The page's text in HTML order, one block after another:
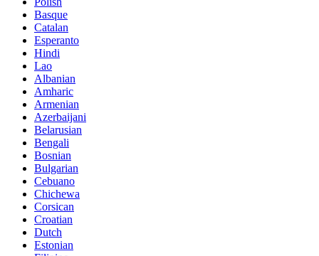
Basque
Catalan
Esperanto
Hindi
Lao
Albanian
Amharic
Armenian
Azerbaijani
Belarusian
Bengali
Bosnian
Bulgarian
Cebuano
Chichewa
Corsican
Croatian
Dutch
Estonian